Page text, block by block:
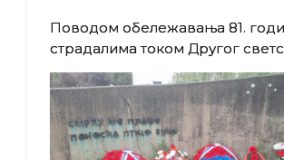
Поводом обележавања 81.
страдалима током Другог